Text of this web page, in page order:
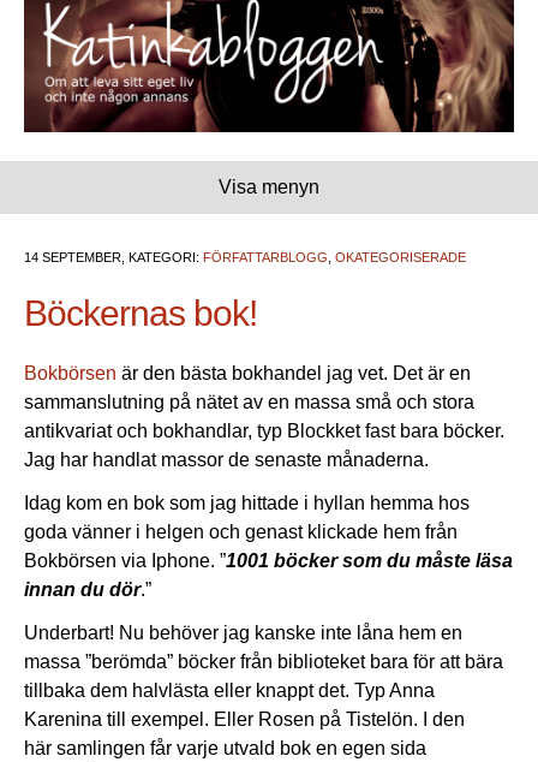
Visa menyn
14 SEPTEMBER, KATEGORI: FÖRFATTARBLOGG OKATEGORISERADE
Böckernas bok!
Bokbörsen är den bästa bokhandel jag vet. Det är en
sammanslutning på nätet av en massa små och stora
antikvariat och bokhandlar, typ Blockket fast bara böcker.
Jag har handlat massor de senaste månaderna.
Idag kom en bok som jag hittade i hyllan hemma hos
goda vänner i helgen och genast klickade hem från
Bokbörsen via Iphone. ”1001 böcker som du måste läsa
innan du dör.”
Underbart! Nu behöver jag kanske inte låna hem en
massa ”berömda” böcker från biblioteket bara för att bära
tillbaka dem halvlästa eller knappt det. Typ Anna
Karenina till exempel. Eller Rosen på Tistelön. I den
här samlingen får varje utvald bok en egen sida